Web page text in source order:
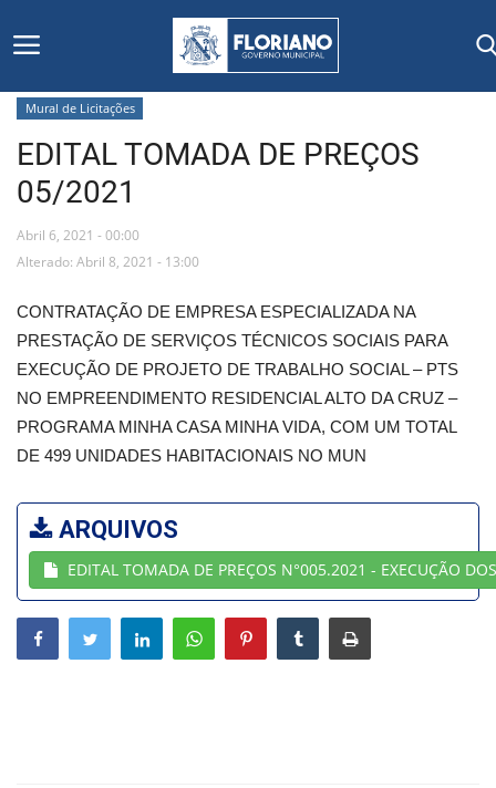
Início
Editais
Floriano
Secretarias e Órgãos
Mural de Licitações
Notícias
Webmail
Contato
Mural de Licitações
EDITAL TOMADA DE PREÇOS
05/2021
Abril 6, 2021 - 00:00
Alterado: Abril 8, 2021 - 13:00
CONTRATAÇÃO DE EMPRESA ESPECIALIZADA NA
PRESTAÇÃO DE SERVIÇOS TÉCNICOS SOCIAIS PARA
EXECUÇÃO DE PROJETO DE TRABALHO SOCIAL – PTS
NO EMPREENDIMENTO RESIDENCIAL ALTO DA CRUZ –
PROGRAMA MINHA CASA MINHA VIDA, COM UM TOTAL
DE 499 UNIDADES HABITACIONAIS NO MUN
ARQUIVOS
EDITAL TOMADA DE PREÇOS N°005.2021 - EXECUÇÃO DOS